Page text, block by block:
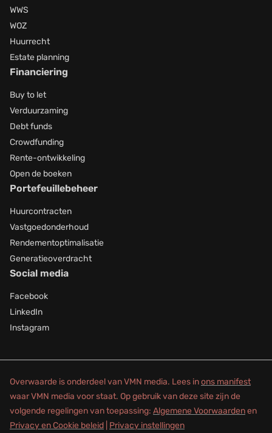
WWS
WOZ
Huurrecht
Estate planning
Financiering
Buy to let
Verduurzaming
Debt funds
Crowdfunding
Rente-ontwikkeling
Open de boeken
Portefeuillebeheer
Huurcontracten
Vastgoedonderhoud
Rendementoptimalisatie
Generatieoverdracht
Social media
Facebook
LinkedIn
Instagram
Overwaarde is onderdeel van VMN media. Lees inons manifest
waar VMN media voor staat. Op gebruik van deze site zijn de
volgende regelingen van toepassing: Algemene Voorwaardenen
Privacy en Cookie beleid Privacy instellingen